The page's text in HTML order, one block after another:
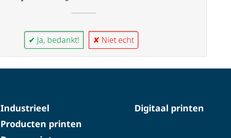
✔ Ja, bedankt! ✘ Niet echt
Industrieel
Producten printen
Digitaal printen